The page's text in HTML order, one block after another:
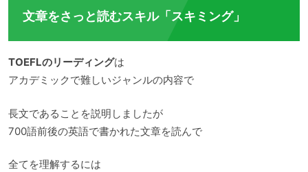
文章をさっと読むスキル「スキミング」
TOEFLのリーディングは
アカデミックで難しいジャンルの内容で
長文であることを説明しましたが
700語前後の英語で書かれた文章を読んで
全てを理解するには